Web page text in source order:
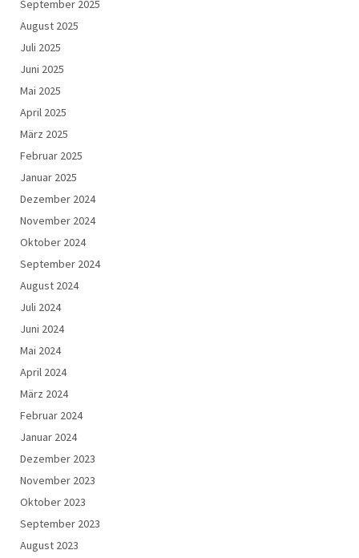
September 2025
August 2025
Juli 2025
Juni 2025
Mai 2025
April 2025
März 2025
Februar 2025
Januar 2025
Dezember 2024
November 2024
Oktober 2024
September 2024
August 2024
Juli 2024
Juni 2024
Mai 2024
April 2024
März 2024
Februar 2024
Januar 2024
Dezember 2023
November 2023
Oktober 2023
September 2023
August 2023